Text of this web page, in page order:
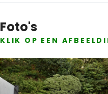
Foto's
KLIK OP EEN